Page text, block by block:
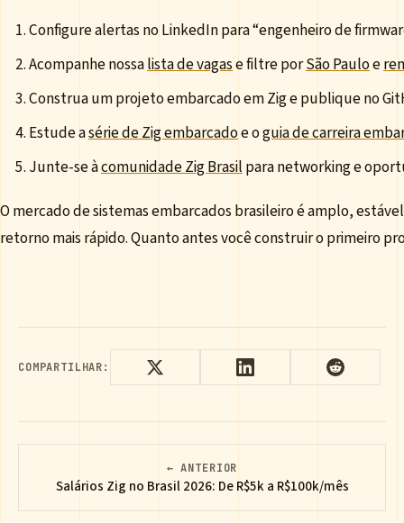
Configure alertas no LinkedIn para “engenheiro de
Acompanhe nossalista de vagase filtre porSão Pauloe
Construa um projeto embarcado em Zig e publique no
Estude asérie de Zig embarcadoe oguia de carreira
Junte-se àcomunidade Zig Brasil para networking e
O mercado de sistemas embarcados brasileiro é amplo,
retorno mais rápido. Quanto antes você construir o primeiro
COMPARTILHAR:
← ANTERIOR
Salários Zig no Brasil 2026: De R$5k a R$100k/mês